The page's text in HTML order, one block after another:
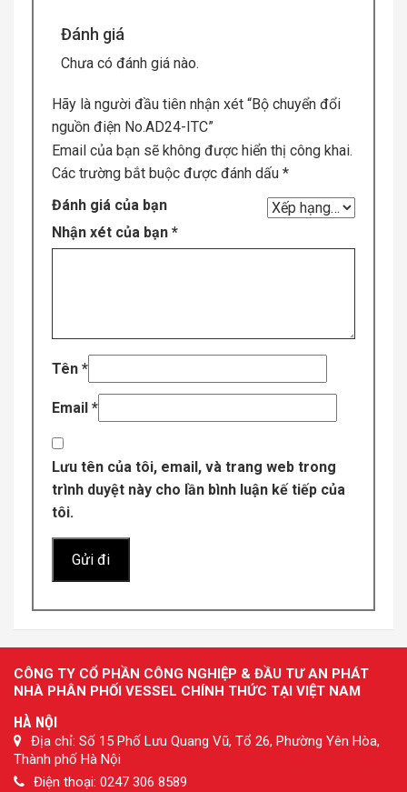
Đánh giá
Chưa có đánh giá nào.
Hãy là người đầu tiên nhận xét “Bộ chuyển đổi
nguồn điện No.AD24-ITC”
Email của bạn sẽ không được hiển thị công khai.
Các trường bắt buộc được đánh dấu *
Đánh giá của bạn
Nhận xét của bạn *
Tên *
Email *
Lưu tên của tôi, email, và trang web trong
trình duyệt này cho lần bình luận kế tiếp của
tôi.
CÔNG TY CỔ PHẦN CÔNG NGHIỆP & ĐẦU TƯ AN PHÁT
NHÀ PHÂN PHỐI VESSEL CHÍNH THỨC TẠI VIỆT NAM
HÀ NỘI
Địa chỉ: Số 15 Phố Lưu Quang Vũ, Tổ 26, Phường Yên Hòa,
Thành phố Hà Nội
Điện thoại: 0247 306 8589